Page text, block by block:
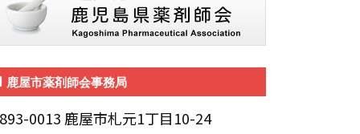
鹿屋市薬剤師会事務局
0013 鹿屋市札元1丁目10-24